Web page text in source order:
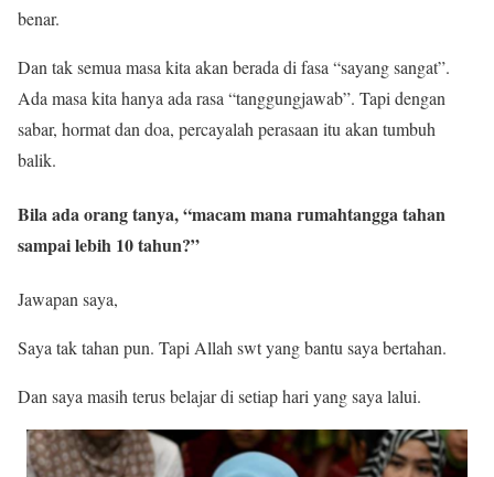
benar.
Dan tak semua masa kita akan berada di fasa “sayang sangat”.
Ada masa kita hanya ada rasa “tanggungjawab”. Tapi dengan
sabar, hormat dan doa, percayalah perasaan itu akan tumbuh
balik.
Bila ada orang tanya, “macam mana rumahtangga tahan
sampai lebih 10 tahun?”
Jawapan saya,
Saya tak tahan pun. Tapi Allah swt yang bantu saya bertahan.
Dan saya masih terus belajar di setiap hari yang saya lalui.